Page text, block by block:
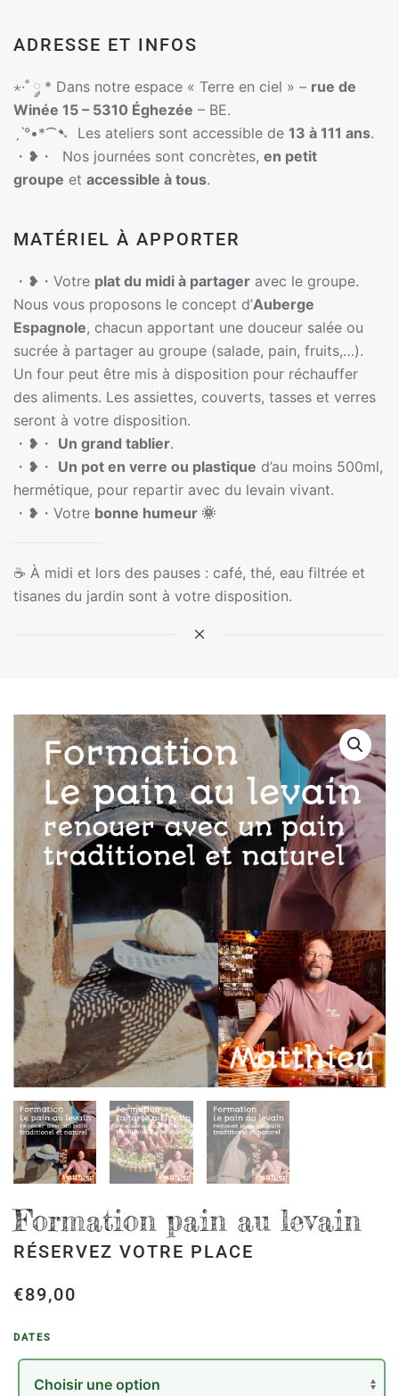
ADRESSE ET INFOS
⋆·˚ ༘ * Dans notre espace « Terre en ciel » – rue de
Winée 15 – 5310 Éghezée – BE.
ˏˋ°•*⁀➷ Les ateliers sont accessible de 13 à 111 ans.
・❥・ Nos journées sont concrètes, en petit
groupe et accessible à tous.
MATÉRIEL À APPORTER
・❥・Votre plat du midi à partager avec le groupe.
Nous vous proposons le concept d’Auberge
Espagnole, chacun apportant une douceur salée ou
sucrée à partager au groupe (salade, pain, fruits,…).
Un four peut être mis à disposition pour réchauffer
des aliments. Les assiettes, couverts, tasses et verres
seront à votre disposition.
・❥・ Un grand tablier.
・❥・ Un pot en verre ou plastique d’au moins 500ml,
hermétique, pour repartir avec du levain vivant.
・❥・Votre bonne humeur 🌞
☕ À midi et lors des pauses : café, thé, eau filtrée et
tisanes du jardin sont à votre disposition.
Formation pain au levain
RÉSERVEZ VOTRE PLACE
€89,00
DATES